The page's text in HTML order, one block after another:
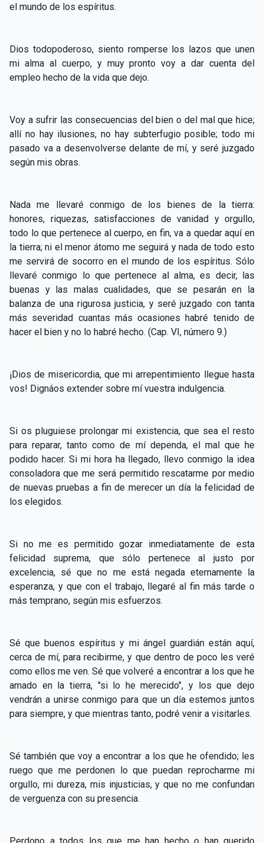
CAPÍTULO XXII - No separéis lo que Dios ha unido
CAPÍTULO XXIV - No pongáis la lámpara debajo del
celemín
▸
CAPÍTULO XXVI - Dad gratuitamente lo que recibís
gratuitamente
CAPÍTULO XXVII - Pedid y se os dará
el mundo de los espíritus.
Dios todopoderoso, siento romperse los lazos que unen
mi alma al cuerpo, y muy pronto voy a dar cuenta del
empleo hecho de la vida que dejo.
Voy a sufrir las consecuencias del bien o del mal que hice;
allí no hay ilusiones, no hay subterfugio posible; todo mi
pasado va a desenvolverse delante de mí, y seré juzgado
según mis obras.
Nada me llevaré conmigo de los bienes de la tierra:
honores, riquezas, satisfacciones de vanidad y orgullo,
todo lo que pertenece al cuerpo, en fin, va a quedar aquí en
la tierra; ni el menor átomo me seguirá y nada de todo esto
me servirá de socorro en el mundo de los espíritus. Sólo
llevaré conmigo lo que pertenece al alma, es decir, las
buenas y las malas cualidades, que se pesarán en la
balanza de una rigurosa justicia, y seré juzgado con tanta
más severidad cuantas más ocasiones habré tenido de
hacer el bien y no lo habré hecho. (Cap. VI, número 9.)
¡Dios de misericordia, que mi arrepentimiento llegue hasta
vos! Dignáos extender sobre mí vuestra indulgencia.
Si os pluguiese prolongar mi existencia, que sea el resto
para reparar, tanto como de mí dependa, el mal que he
podido hacer. Si mi hora ha llegado, llevo conmigo la idea
consoladora que me será permitido rescatarme por medio
de nuevas pruebas a fin de merecer un día la felicidad de
los elegidos.
Si no me es permitido gozar inmediatamente de esta
felicidad suprema, que sólo pertenece al justo por
excelencia, sé que no me está negada eternamente la
esperanza, y que con el trabajo, llegaré al fin más tarde o
más temprano, según mis esfuerzos.
Sé que buenos espíritus y mi ángel guardián están aquí,
cerca de mí, para recibirme, y que dentro de poco les veré
como ellos me ven. Sé que volveré a encontrar a los que he
amado en la tierra, "si lo he merecido", y los que dejo
vendrán a unirse conmigo para que un día estemos juntos
para siempre, y que mientras tanto, podré venir a visitarles.
Sé también que voy a encontrar a los que he ofendido; les
ruego que me perdonen lo que puedan reprocharme mi
orgullo, mi dureza, mis injusticias, y que no me confundan
de verguenza con su presencia.